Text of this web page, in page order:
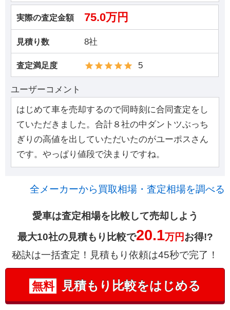
実際の査定金額 75.0万円
見積り数 8社
査定満足度 5
ユーザーコメント
はじめて車を売却するので同時刻に合同査定をし
ていただきました。合計８社の中ダントツぶっち
ぎりの高値を出していただいたのがユーポスさん
です。やっぱり値段で決まりですね。
全メーカーから買取相場・査定相場を調べる
愛車は査定相場を比較して売却しよう
最大10社の見積もり比較で20.1万円お得!?
秘訣は一括査定！見積もり依頼は45秒で完了！
無料 見積もり比較をはじめる